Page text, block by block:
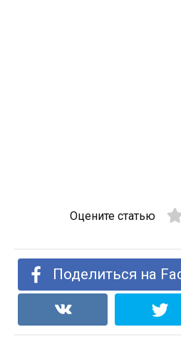
Оцените статью
Поделиться на